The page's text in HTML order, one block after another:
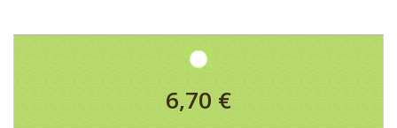
6,70 €